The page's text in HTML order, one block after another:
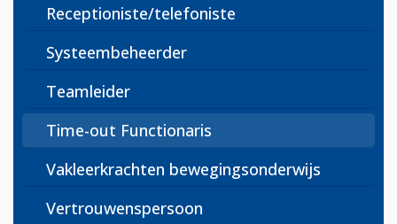
Receptioniste/telefoniste
Systeembeheerder
Teamleider
Time-out Functionaris
Vakleerkrachten bewegingsonderwijs
Vertrouwenspersoon